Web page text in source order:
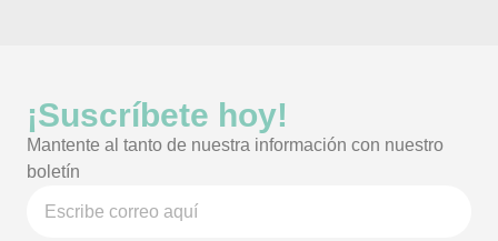
¡Suscríbete hoy!
Mantente al tanto de nuestra información con nuestro
boletín